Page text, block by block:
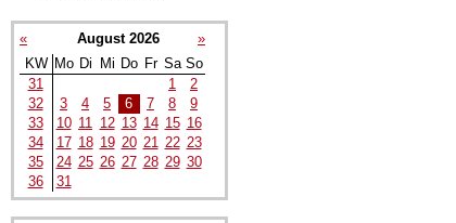
« August 2026
»
KW Mo Di Mi Do Fr Sa So
31
1
2
32
3 4 5 6 7 8
9
33
10 11 12 13 14 15 16
34
17 18 19 20 21 22 23
35
24 25 26 27 28 29 30
36
31